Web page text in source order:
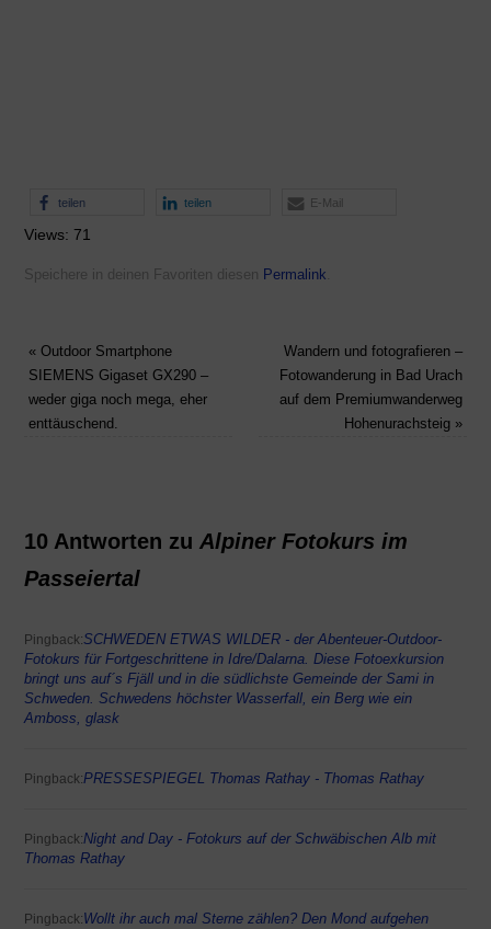
teilen teilen E-Mail
Views: 71
Speichere in deinen Favoriten diesen Permalink
«Outdoor Smartphone
SIEMENS Gigaset GX290 –
weder giga noch mega, eher
enttäuschend.
Wandern und fotografieren –
Fotowanderung in Bad Urach
auf dem Premiumwanderweg
Hohenurachsteig »
10 Antworten zu Alpiner Fotokurs im
Passeiertal
Pingback:SCHWEDEN ETWAS WILDER - der Abenteuer-Outdoor-
Fotokurs für Fortgeschrittene in Idre/Dalarna. Diese Fotoexkursion
bringt uns auf´s Fjäll und in die südlichste Gemeinde der Sami in
Schweden. Schwedens höchster Wasserfall, ein Berg wie ein
Amboss, glask
Pingback:PRESSESPIEGEL Thomas Rathay - Thomas Rathay
Pingback:Night and Day - Fotokurs auf der Schwäbischen Alb mit
Thomas Rathay
Pingback:Wollt ihr auch mal Sterne zählen? Den Mond aufgehen